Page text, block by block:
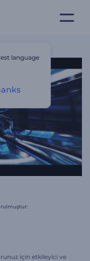
için etkileyici ve
language